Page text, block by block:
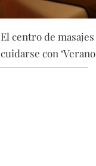
El centro de
cuidarse con